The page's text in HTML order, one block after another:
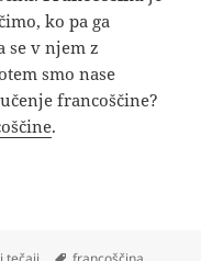
ko pa ga
se v njem z
smo nase
francoščine?
.
jezik, na katerega smo
Tags